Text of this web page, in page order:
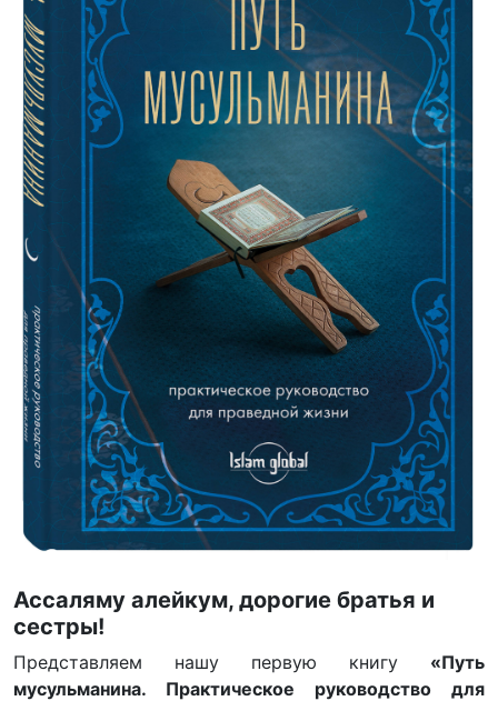
Ассаляму алейкум, дорогие братья и
сестры!
Представляем нашу первую книгу «Путь
мусульманина. Практическое руководство для